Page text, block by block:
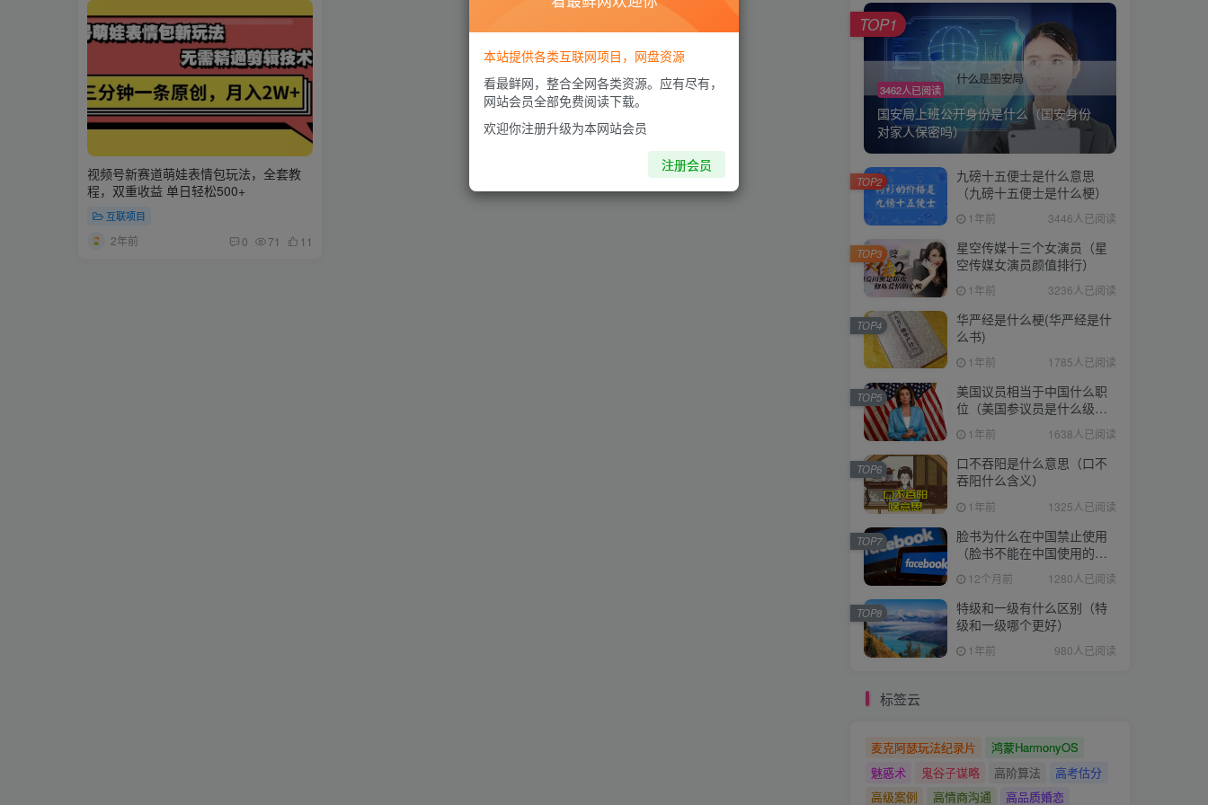
视频号新赛道萌娃表情包玩法，全套教
程，双重收益 单日轻松500+
互联项目
2年前 0 71 11
3462人已阅读
国安局上班公开身份是什么（国安身份
对家人保密吗）
TOP1
九磅十五便士是什么意思
（九磅十五便士是什么梗）
1年前 3446人已阅读
TOP2
星空传媒十三个女演员（星
空传媒女演员颜值排行）
1年前 3236人已阅读
TOP3
华严经是什么梗(华严经是什
么书)
1年前 1785人已阅读
TOP4
美国议员相当于中国什么职
位（美国参议员是什么级
别）1年前 1638人已阅读
TOP5
口不吞阳是什么意思（口不
吞阳什么含义）
1年前 1325人已阅读
TOP6
脸书为什么在中国禁止使用
（脸书不能在中国使用的原
12个月前 1280人已阅读
TOP7
特级和一级有什么区别（特
级和一级哪个更好）
1年前 980人已阅读
TOP8
标签云
麦克阿瑟玩法纪录片
鸿蒙HarmonyOS
魅惑术
鬼谷子谋略 高阶算法
高考估分
高级案例
高情商沟通 高品质婚恋
本站提供各类互联网项目，网盘资源
看最鲜网，整合全网各类资源。应有尽有，
网站会员全部免费阅读下载。
欢迎你注册升级为本网站会员
注册会员